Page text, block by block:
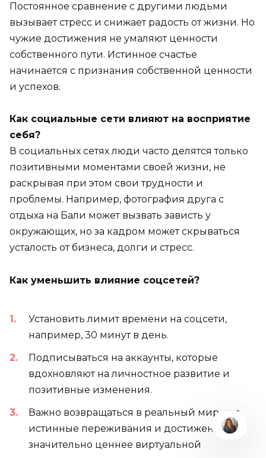
Постоянное сравнение с другими людьми
вызывает стресс и снижает радость от жизни. Но
чужие достижения не умаляют ценности
собственного пути. Истинное счастье
начинается с признания собственной ценности
и успехов.
Как социальные сети влияют на восприятие
себя?
В социальных сетях люди часто делятся только
позитивными моментами своей жизни, не
раскрывая при этом свои трудности и
проблемы. Например, фотография друга с
отдыха на Бали может вызвать зависть у
окружающих, но за кадром может скрываться
усталость от бизнеса, долги и стресс.
Как уменьшить влияние соцсетей?
Установить лимит времени на соцсети,
например, 30 минут в день.
Подписываться на аккаунты, которые
вдохновляют на личностное развитие и
позитивные изменения.
Важно возвращаться в реальный мир, где
истинные переживания и достижения
значительно ценнее виртуальной